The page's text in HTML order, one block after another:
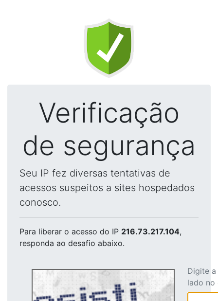
Verificação
de segurança
Seu IP fez diversas tentativas de
acessos suspeitos a sites hospedados
conosco.
Para liberar o acesso do IP 216.73.217.104,
responda ao desafio abaixo.
Digite
lado no